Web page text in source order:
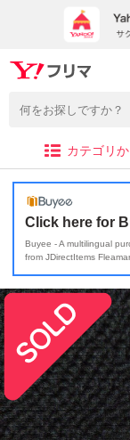
カテゴリ
Click here for
Buyee - A multilingual
from JDirectItems